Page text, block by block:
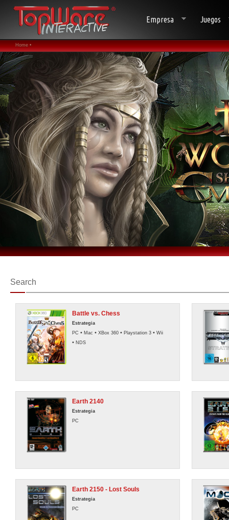
Empresa Juegos
Home •
Search
Battle vs. Chess
Estrategia
PC • Mac • XBox 360 • Playstation 3 • Wii
• NDS
Earth 2140
Estrategia
PC
Earth 2150 - Lost Souls
Estrategia
PC